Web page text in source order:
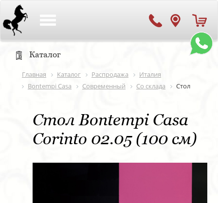
Каталог
Главная Каталог Распродажа
Италия
Bontempi Casa
Современный Со склада Стол
Стол Bontempi Casa
Corinto 02.05 (100 см)